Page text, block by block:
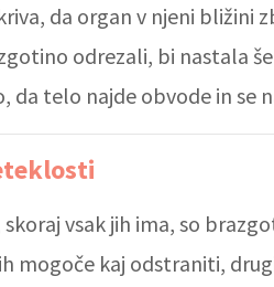
da organ v njeni bližini
odrezali, bi nastala
da telo najde obvode in se
vsak jih ima, so
mogoče kaj odstraniti,